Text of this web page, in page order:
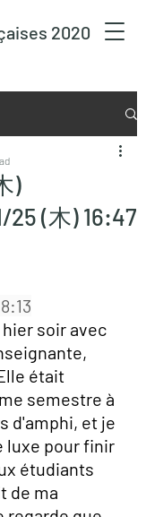
2020
)
25 (木) 16:47
soir avec
était
semestre à
d'amphi, et je
luxe pour finir
étudiants
de ma